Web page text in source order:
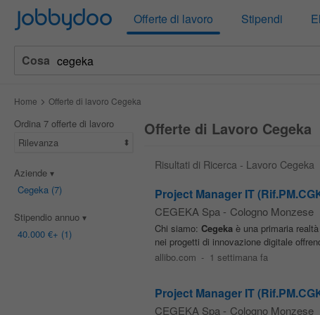
Jobbydoo Offerte di lavoro Stipendi
Cosa
Home Offerte di lavoro Cegeka
Ordina 7 offerte di lavoro
Rilevanza
Aziende
Cegeka(7)
Stipendio annuo
40.000 €+ (1)
Offerte di Lavoro Cegeka
Risultati di Ricerca - Lavoro Cegeka
Project Manager IT
CEGEKA Spa - Cologno Monzese
Chi siamo: Cegekaè una primaria
nei progetti di innovazione digitale
allibo.com - 1 settimana fa
Project Manager IT
CEGEKA Spa - Cologno Monzese